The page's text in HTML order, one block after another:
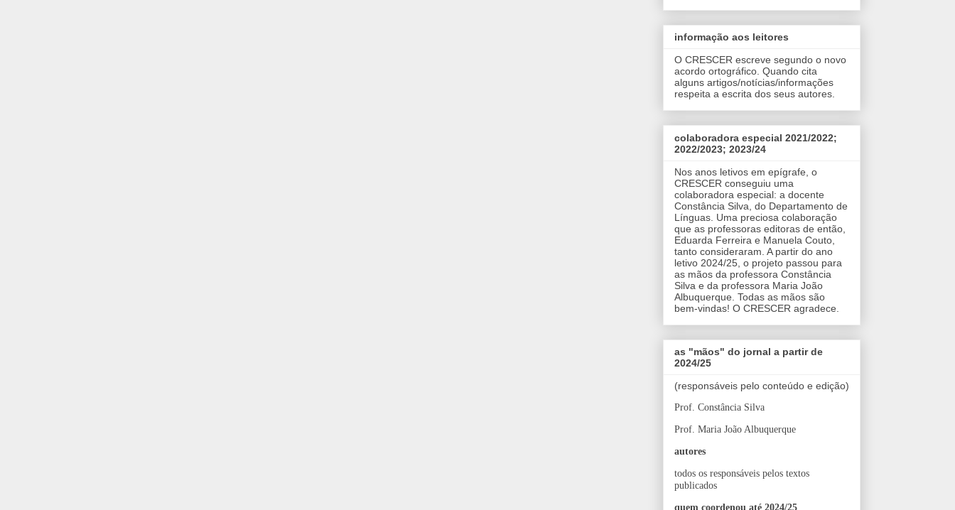
informação aos leitores
O CRESCER escreve segundo o novo
acordo ortográfico. Quando cita
alguns artigos/notícias/informações
respeita a escrita dos seus autores.
colaboradora especial 2021/2022;
2022/2023; 2023/24
Nos anos letivos em epígrafe, o
CRESCER conseguiu uma
colaboradora especial: a docente
Constância Silva, do Departamento de
Línguas. Uma preciosa colaboração
que as professoras editoras de então,
Eduarda Ferreira e Manuela Couto,
tanto consideraram. A partir do ano
letivo 2024/25, o projeto passou para
as mãos da professora Constância
Silva e da professora Maria João
Albuquerque. Todas as mãos são
bem-vindas! O CRESCER agradece.
as "mãos" do jornal a partir de
2024/25
(responsáveis pelo conteúdo e edição)
Prof. Constância Silva
Prof. Maria João Albuquerque
autores
todos os responsáveis pelos textos
publicados
quem coordenou até 2024/25